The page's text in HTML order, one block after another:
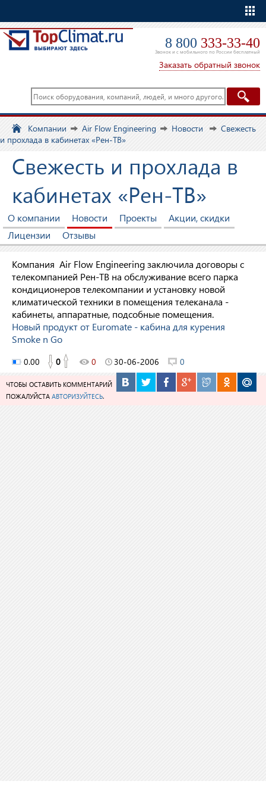
8 800 333-33-40
Звонок и с мобильного по России бесплатный
Заказать обратный звонок
Компании Air Flow Engineering Новости
Свежесть
и прохлада в кабинетах «Рен-ТВ»
Свежесть и прохлада в
кабинетах «Рен-ТВ»
О компании Новости Проекты
Акции, скидки
Лицензии
Отзывы
Компания Air Flow Engineering заключила договоры с
телекомпанией Рен-ТВ на обслуживание всего парка
кондиционеров телекомпании и установку новой
климатической техники в помещения телеканала -
кабинеты, аппаратные, подсобные помещения.
Новый продукт от Euromate - кабина для курения
Smoke n Go
0.00 0 0 30-06-2006 0
ЧТОБЫ ОСТАВИТЬ КОММЕНТАРИЙ
ПОЖАЛУЙСТА АВТОРИЗУЙТЕСЬ.